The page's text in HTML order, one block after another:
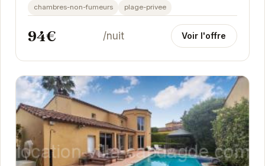
chambres-non-fumeurs
plage-privee
94€ /nuit Voir l'offre